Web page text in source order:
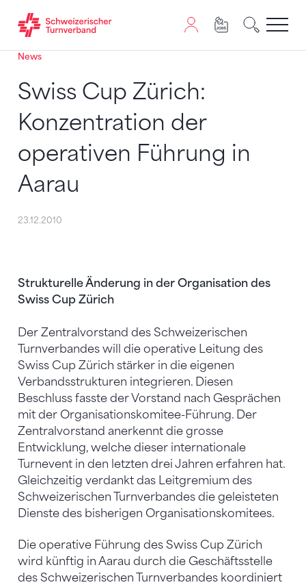
Zum Inhalt springen
Zur Sitemap navigieren
Zum Navigieren dieser Seite wird JavaScript benötigt.
News
Swiss Cup Zürich:
Konzentration der
operativen Führung in
Aarau
23.12.2010
Strukturelle Änderung in der Organisation des
Swiss Cup Zürich
Der Zentralvorstand des Schweizerischen
Turnverbandes will die operative Leitung des
Swiss Cup Zürich stärker in die eigenen
Verbandsstrukturen integrieren. Diesen
Beschluss fasste der Vorstand nach Gesprächen
mit der Organisationskomitee-Führung. Der
Zentralvorstand anerkennt die grosse
Entwicklung, welche dieser internationale
Turnevent in den letzten drei Jahren erfahren hat.
Gleichzeitig verdankt das Leitgremium des
Schweizerischen Turnverbandes die geleisteten
Dienste des bisherigen Organisationskomitees.
Die operative Führung des Swiss Cup Zürich
wird künftig in Aarau durch die Geschäftsstelle
des Schweizerischen Turnverbandes koordiniert